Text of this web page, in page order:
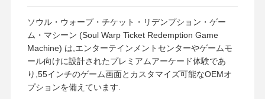
ソウル・ウォープ・チケット・リデンプション・ゲー
ム・マシーン (Soul Warp Ticket Redemption Game
Machine) は,エンターテインメントセンターやゲームモ
ール向けに設計されたプレミアムアーケード体験であ
り,55インチのゲーム画面とカスタマイズ可能なOEMオ
プションを備えています.